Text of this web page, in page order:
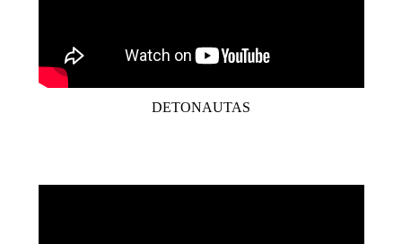
DETONAUTAS